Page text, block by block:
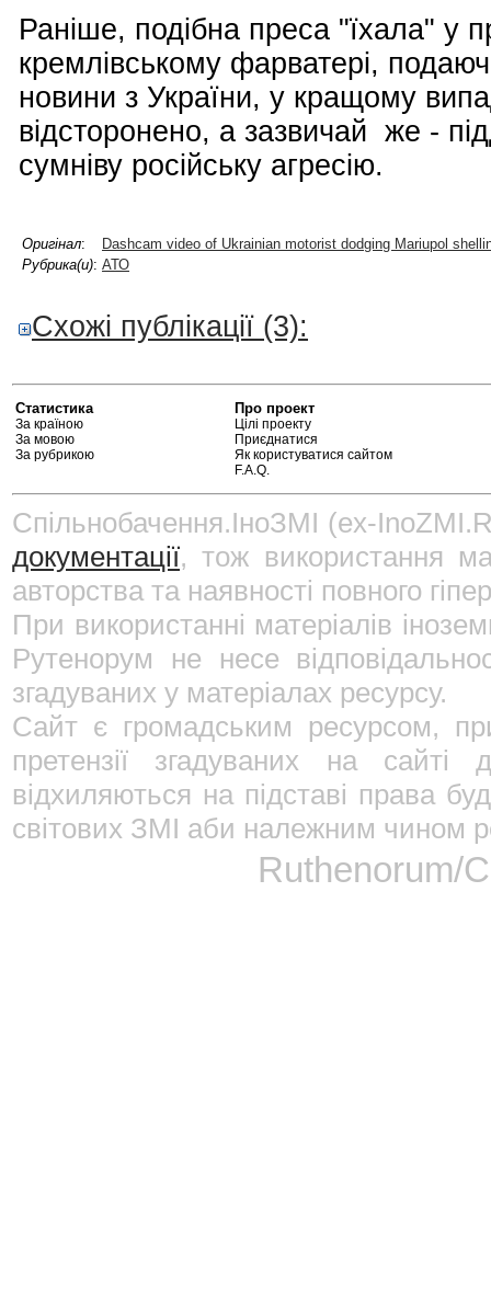
Раніше, подібна преса "їхала" у
кремлівському фарватері,
новини з України, у кращому
відсторонено, а зазвичай же -
сумніву російську агресію.
Оригінал:
Dashcam video of Ukrainian motorist dodging Mariupol
Рубрика(и): АТО
Схожі публікації (3):
Статистика
За країною
За мовою
За рубрикою
Про проект
Цілі проекту
Приєднатися
Як користуватися сайтом
F.A.Q.
Спільнобачення.ІноЗМІ (ex-
документації, тож використання
авторства та наявності повного
При використанні матеріалів
Рутенорум не несе
згадуваних у матеріалах ресурсу.
Сайт є громадським ресурсом,
претензії згадуваних на сайті
відхиляються на підставі права
світових ЗМІ аби належним чином
Ruthenorum/